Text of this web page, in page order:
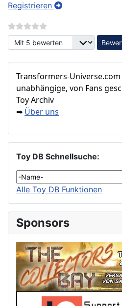
Registrieren
Bitte bewerten
Transformers‑Universe.com
unabhängige, von Fans
Toy Archiv
➡ Über uns
Toy DB Schnellsuche:
Alle Toy DB Funktionen
Sponsors